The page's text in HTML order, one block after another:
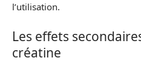
l’utilisation.
Les effets
créatine